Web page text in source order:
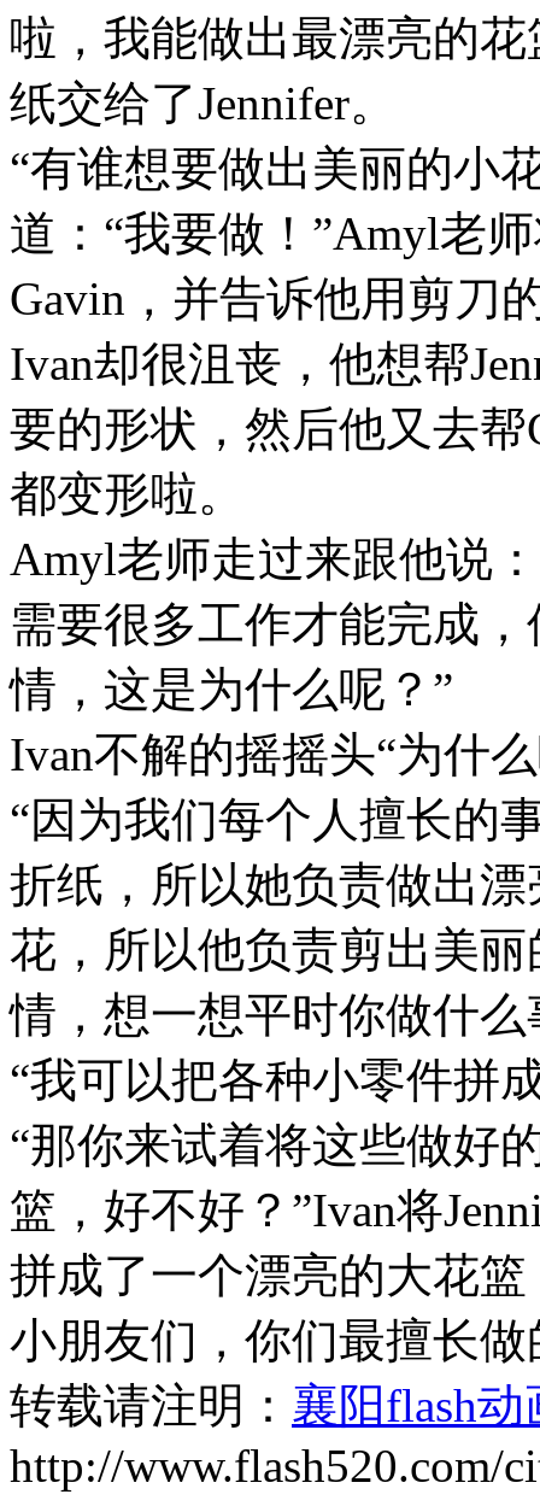
啦，我能做出最漂亮的
纸交给了Jennifer。
“有谁想要做出美丽的小
道：“我要做！”Amyl老
Gavin，并告诉他用剪刀
Ivan却很沮丧，他想帮
要的形状，然后他又去
都变形啦。
Amyl老师走过来跟他说
需要很多工作才能完成
情，这是为什么呢？”
Ivan不解的摇摇头“为什
“因为我们每个人擅长的
折纸，所以她负责做出
花，所以他负责剪出美
情，想一想平时你做什
“我可以把各种小零件拼
“那你来试着将这些做好
篮，好不好？”Ivan将
拼成了一个漂亮的大花
小朋友们，你们最擅长
转载请注明： 襄阳flash
http://www.flash520.com/